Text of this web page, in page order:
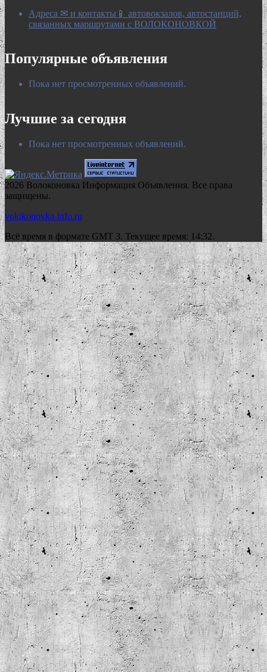
Адреса ✉ и контакты📱 автовокзалов, автостанций,
связанных маршрутами с ВОЛОКОНОВКОЙ
Популярные объявления
Пока нет просмотренных объявлений.
Лучшие за сегодня
Пока нет просмотренных объявлений.
2026 Волоконовка Информация Объявления. Все права
защищены.
volokonovka-info.ru
Всё время в формате GMT 3. Текущее время: 14:32.